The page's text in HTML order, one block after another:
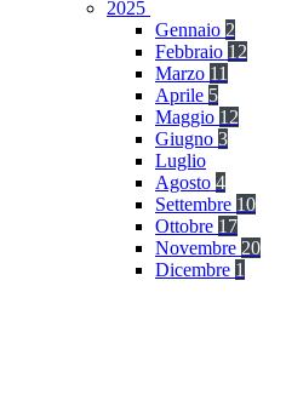
2025
Gennaio 2
Febbraio 12
Marzo 11
Aprile 5
Maggio 12
Giugno 3
Luglio
Agosto 4
Settembre 10
Ottobre 17
Novembre 20
Dicembre 1